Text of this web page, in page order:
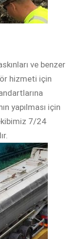
ve benzer
hizmeti için
yapılması için
7/24